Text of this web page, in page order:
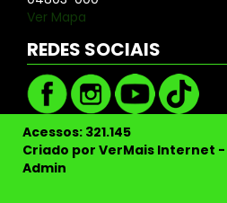
Ver Mapa
REDES SOCIAIS
Acessos: 321.145
Criado por VerMais Internet -
Admin